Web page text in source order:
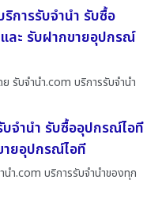
การรับจำนำ รับซื้อ
ละ รับฝากขายอุปกรณ์
รับจํานํา.com บริการรับจำนำ
บจำนำ รับซื้ออุปกรณ์ไอที
ายอุปกรณ์ไอที
นํา.com บริการรับจำนำของทุก